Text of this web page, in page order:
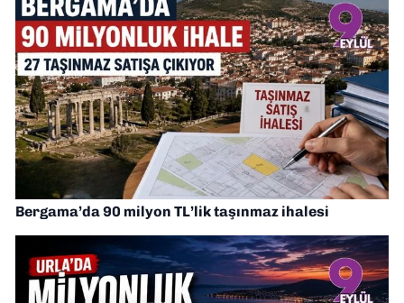
Bergama’da 90 milyon TL’lik taşınmaz ihalesi